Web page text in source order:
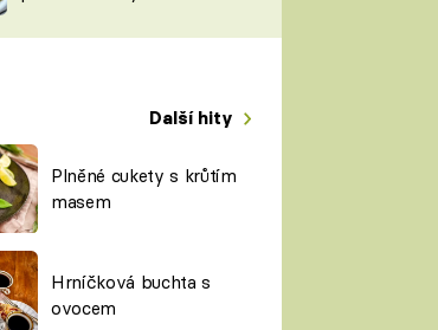
Další hity
Plněné cukety s krůtím
masem
Hrníčková buchta s
ovocem